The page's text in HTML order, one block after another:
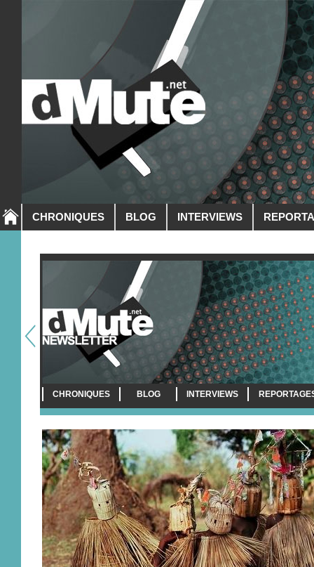
CHRONIQUES BLOG INTERVIEWS
CHRONIQUES BLOG INTERVIEWS